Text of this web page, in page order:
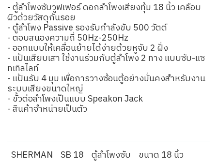
- ตู้ลำโพงซับวูฟเฟอร์ ดอกลำโพงเสียงทุ้ม 18 นิ้ว เคลือบ
ผิวด้วยวัสดุกันรอย
- ตู้ลำโพง Passive รองรับกำลังขับ 500 วัตต์
- ตอบสนองความถี่ 50Hz-250Hz
- ออกแบบให้เคลื่อนย้ายได้ง่ายด้วยหูจับ 2 ฝั่ง
- แป้นเสียบเสา ใช้งานร่วมกับตู้ลำโพง 2 ทาง แบบซับ-แซ
ทเทิลไลท์
- แป้นรับ 4 มุม เพื่อการวางซ้อนตู้อย่างมั่นคงสำหรับงาน
ระบบเสียงขนาดใหญ่
- ขั้วต่อลำโพงเป็นแบบ Speakon Jack
- สินค้าจำหน่ายเป็นตัว
SHERMAN SB 18 ตู้ลำโพงซับ ขนาด 18 นิ้ว